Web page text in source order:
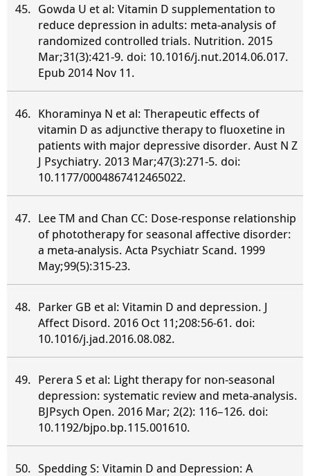
Gowda U et al: Vitamin D supplementation to
reduce depression in adults: meta-analysis of
randomized controlled trials. Nutrition. 2015
Mar;31(3):421-9. doi: 10.1016/j.nut.2014.06.017.
Epub 2014 Nov 11.
Khoraminya N et al: Therapeutic effects of
vitamin D as adjunctive therapy to fluoxetine in
patients with major depressive disorder. Aust N Z
J Psychiatry. 2013 Mar;47(3):271-5. doi:
10.1177/0004867412465022.
Lee TM and Chan CC: Dose-response relationship
of phototherapy for seasonal affective disorder:
a meta-analysis. Acta Psychiatr Scand. 1999
May;99(5):315-23.
Parker GB et al: Vitamin D and depression. J
Affect Disord. 2016 Oct 11;208:56-61. doi:
10.1016/j.jad.2016.08.082.
Perera S et al: Light therapy for non-seasonal
depression: systematic review and meta-analysis.
BJPsych Open. 2016 Mar; 2(2): 116–126. doi:
10.1192/bjpo.bp.115.001610.
Spedding S: Vitamin D and Depression: A